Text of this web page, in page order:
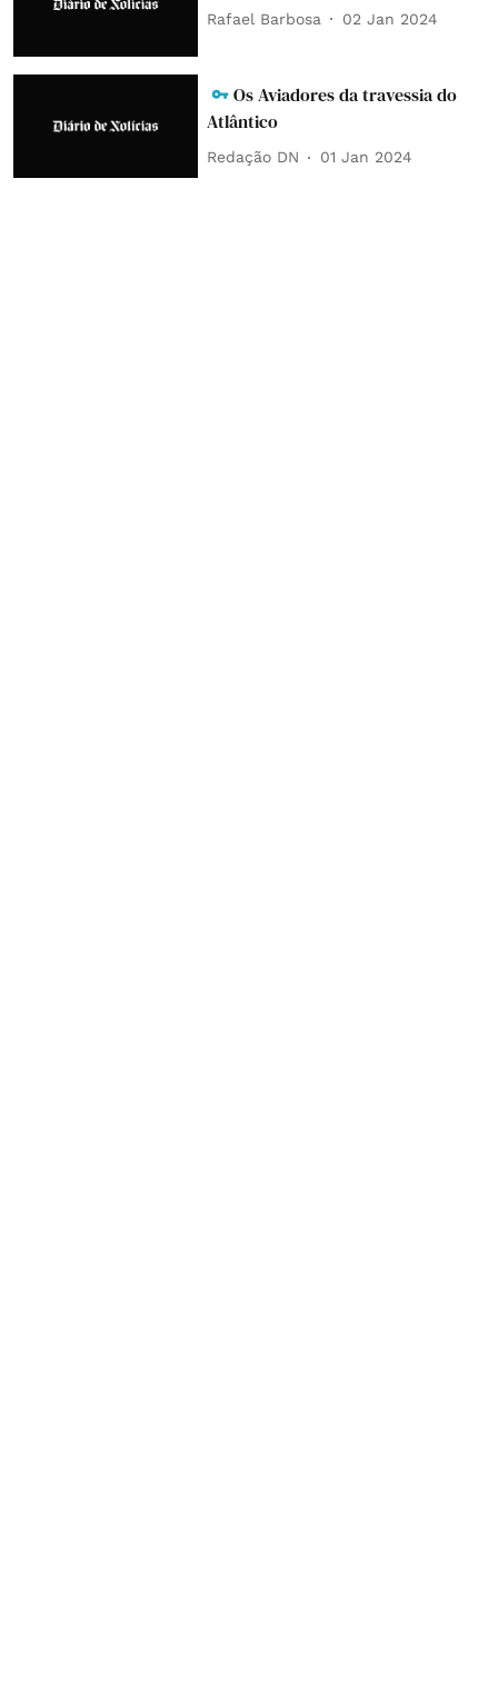
Rafael Barbosa 02 Jan 2024
Os Aviadores da travessia do
Atlântico
Redação DN 01 Jan 2024